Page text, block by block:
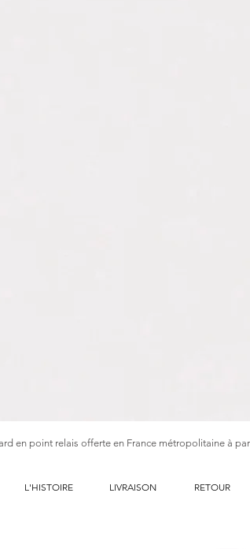
en point relais offerte en France métropolitaine à
L'HISTOIRE LIVRAISON RETOUR